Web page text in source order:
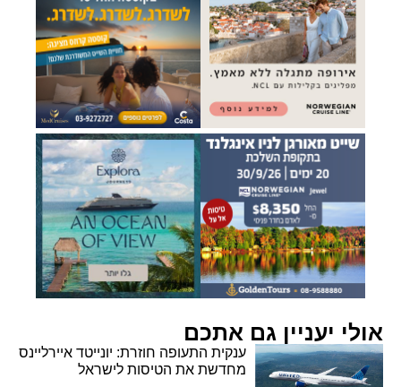
אולי יעניין גם אתכם
ענקית התעופה חוזרת: יונייטד איירליינס
מחדשת את הטיסות לישראל